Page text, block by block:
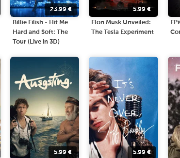
23.99€
Billie Eilish - Hit Me
Hard and Soft: The
Tour (Live in 3D)
5.99€
Elon Musk Unveiled:
The Tesla Experiment
5.99 € 5.99€